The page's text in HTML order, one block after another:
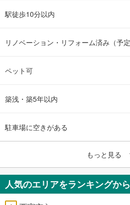
駅徒歩10分以内
リノベーション・リフォーム済み（予定
ペット可
築浅・築5年以内
駐車場に空きがある
もっと見る
人気のエリアをランキングか